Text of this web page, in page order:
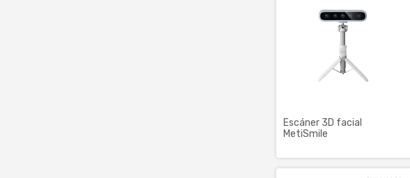
Escáner 3D facial
MetiSmile